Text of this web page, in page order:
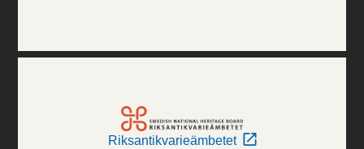
Riksantikvarieämbetet